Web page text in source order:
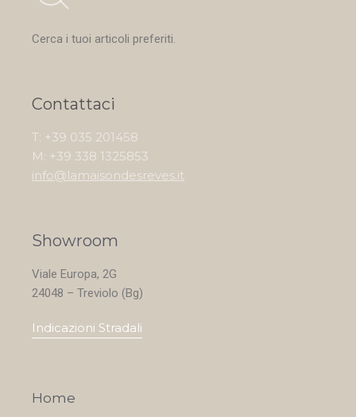
Cerca i tuoi articoli preferiti.
Contattaci
T: +39 035 201458
M: +39 338 1325853
info@lamaisondesreves.it
Showroom
Viale Europa, 2G
24048 – Treviolo (Bg)
Indicazioni Stradali
Home